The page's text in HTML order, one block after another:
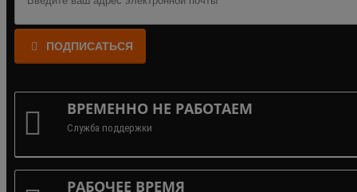
ПОДПИСАТЬСЯ
ВРЕМЕННО НЕ РАБОТАЕМ
Служба поддержки
РАБОЧЕЕ ВРЕМЯ